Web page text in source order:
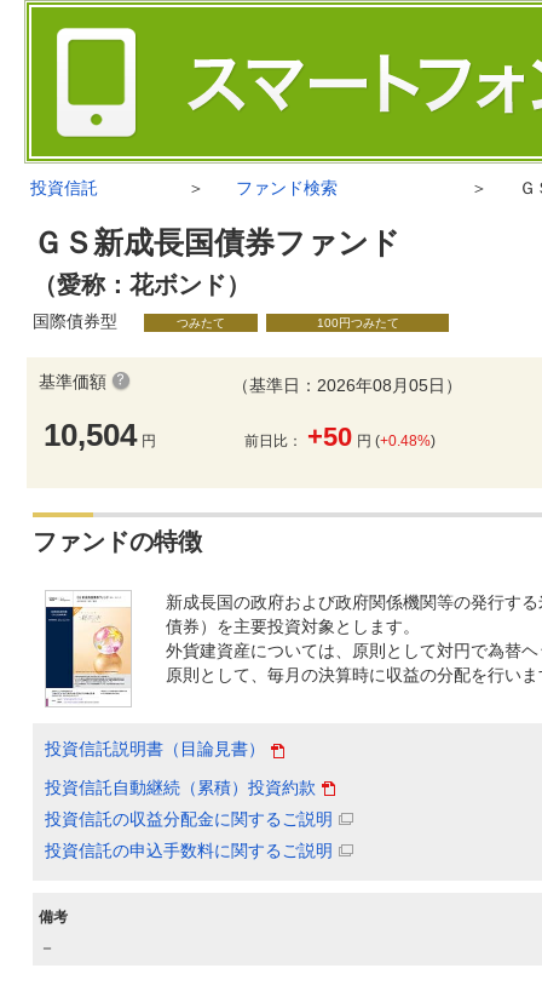
投資信託 ＞ ファンド検索 ＞
ＧＳ新成長国債券ファンド
（愛称：花ボンド）
国際債券型 つみたて 100円つみたて
基準価額
10,504 円
（基準日：2026年08月05日）
前日比： +50 円 (+0.48%)
ファンドの特徴
新成長国の政府および政府関係機関等の発行す
債券）を主要投資対象とします。
外貨建資産については、原則として対円で為替
原則として、毎月の決算時に収益の分配を行い
投資信託説明書（目論見書）
投資信託自動継続（累積）投資約款
投資信託の収益分配金に関するご説明
投資信託の申込手数料に関するご説明
備考
－